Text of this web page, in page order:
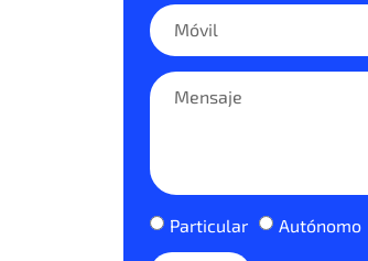
Particular Autónomo